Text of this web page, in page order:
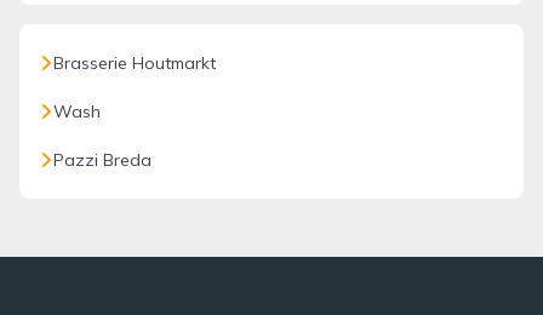
Brasserie Houtmarkt
Wash
Pazzi Breda